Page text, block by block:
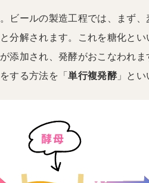
ビールの製造工程では、まず
分解されます。これを糖化と
添加され、発酵がおこなわれ
する方法を「単行複発酵」とい